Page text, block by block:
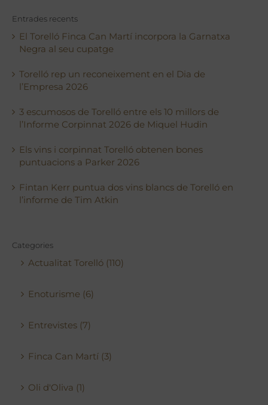
Entrades recents
El Torelló Finca Can Martí incorpora la Garnatxa
Negra al seu cupatge
Torelló rep un reconeixement en el Dia de
l’Empresa 2026
3 escumosos de Torelló entre els 10 millors de
l’Informe Corpinnat 2026 de Miquel Hudin
Els vins i corpinnat Torelló obtenen bones
puntuacions a Parker 2026
Fintan Kerr puntua dos vins blancs de Torelló en
l’informe de Tim Atkin
Categories
Actualitat Torelló (110)
Enoturisme (6)
Entrevistes (7)
Finca Can Martí (3)
Oli d'Oliva (1)